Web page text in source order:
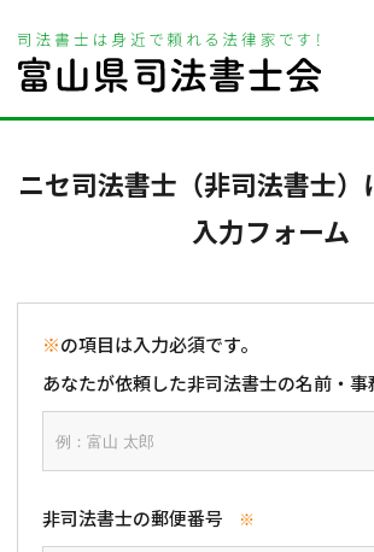
ニセ司法書士（非司法書士）
ニセ司法書士（非司法書士）
入力フォーム
※の項目は入力必須です。
あなたが依頼した非司法書士の名前・事
非司法書士の郵便番号 ※
ホーム
司法書士の仕事
司法書士を探す